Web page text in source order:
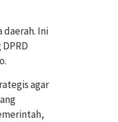
daerah. Ini
agar